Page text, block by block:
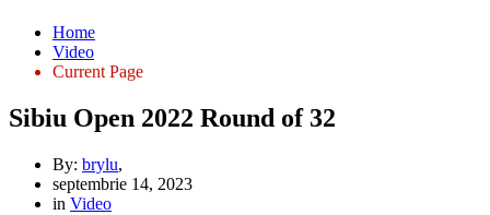
Home
Video
Current Page
Sibiu Open 2022 Round of 32
By: brylu,
septembrie 14, 2023
in Video